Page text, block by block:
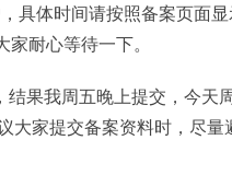
具体时间请按照备案页面
耐心等待一下。
果我周五晚上提交，今天
大家提交备案资料时，尽量